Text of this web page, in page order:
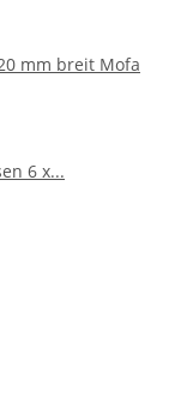
mm breit Mofa